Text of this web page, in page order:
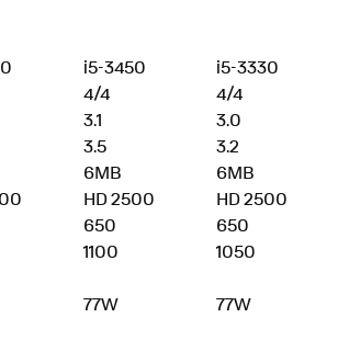
i5-3450
i5-3330
4/4
4/4
3.1
3.0
3.5
3.2
6MB
6MB
HD 2500
HD 2500
650
650
1100
1050
77W 77W